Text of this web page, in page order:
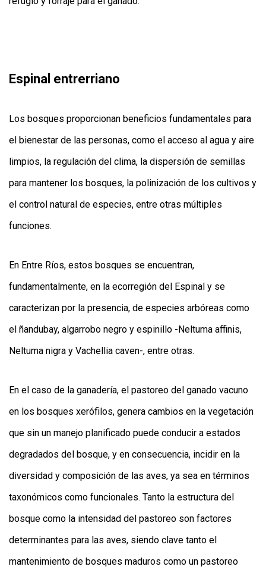
Espinal entrerriano
Los bosques proporcionan beneficios fundamentales para
el bienestar de las personas, como el acceso al agua y aire
limpios, la regulación del clima, la dispersión de semillas
para mantener los bosques, la polinización de los cultivos y
el control natural de especies, entre otras múltiples
funciones.
En Entre Ríos, estos bosques se encuentran,
fundamentalmente, en la ecorregión del Espinal y se
caracterizan por la presencia, de especies arbóreas como
el ñandubay, algarrobo negro y espinillo -Neltuma affinis,
Neltuma nigra y Vachellia caven-, entre otras.
En el caso de la ganadería, el pastoreo del ganado vacuno
en los bosques xerófilos, genera cambios en la vegetación
que sin un manejo planificado puede conducir a estados
degradados del bosque, y en consecuencia, incidir en la
diversidad y composición de las aves, ya sea en términos
taxonómicos como funcionales. Tanto la estructura del
bosque como la intensidad del pastoreo son factores
determinantes para las aves, siendo clave tanto el
mantenimiento de bosques maduros como un pastoreo